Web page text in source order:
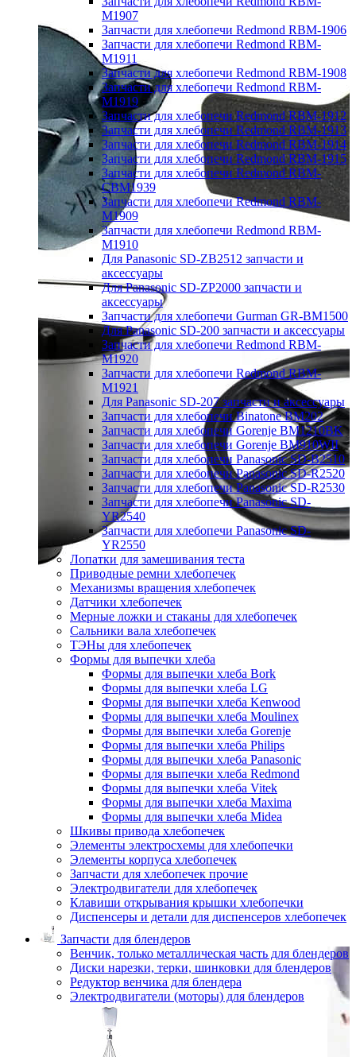
M1907
Запчасти для хлебопечи Redmond RBM-1906
Запчасти для хлебопечи Redmond RBM-
M1911
Запчасти для хлебопечи Redmond RBM-1908
Запчасти для хлебопечи Redmond RBM-
M1919
Запчасти для хлебопечи Redmond RBM-1912
Запчасти для хлебопечи Redmond RBM-1913
Запчасти для хлебопечи Redmond RBM-1914
Запчасти для хлебопечи Redmond RBM-1915
Запчасти для хлебопечи Redmond RBM-
CBM1939
Запчасти для хлебопечи Redmond RBM-
M1909
Запчасти для хлебопечи Redmond RBM-
M1910
Для Panasonic SD-ZB2512 запчасти и
аксессуары
Для Panasonic SD-ZP2000 запчасти и
аксессуары
Запчасти для хлебопечи Gurman GR-BM1500
Для Panasonic SD-200 запчасти и аксессуары
Запчасти для хлебопечи Redmond RBM-
M1920
Запчасти для хлебопечи Redmond RBM-
M1921
Для Panasonic SD-207 запчасти и аксессуары
Запчасти для хлебопечи Binatone BM202
Запчасти для хлебопечи Gorenje BM1210BK
Запчасти для хлебопечи Gorenje BM910WII
Запчасти для хлебопечи Panasonic SD-B2510
Запчасти для хлебопечи Panasonic SD-R2520
Запчасти для хлебопечи Panasonic SD-R2530
Запчасти для хлебопечи Panasonic SD-
YR2540
Запчасти для хлебопечи Panasonic SD-
YR2550
Лопатки для замешивания теста
Приводные ремни хлебопечек
Механизмы вращения хлебопечек
Датчики хлебопечек
Мерные ложки и стаканы для хлебопечек
Сальники вала хлебопечек
ТЭНы для хлебопечек
Формы для выпечки хлеба
Формы для выпечки хлеба Bork
Формы для выпечки хлеба LG
Формы для выпечки хлеба Kenwood
Формы для выпечки хлеба Moulinex
Формы для выпечки хлеба Gorenje
Формы для выпечки хлеба Philips
Формы для выпечки хлеба Panasonic
Формы для выпечки хлеба Redmond
Формы для выпечки хлеба Vitek
Формы для выпечки хлеба Maxima
Формы для выпечки хлеба Midea
Шкивы привода хлебопечек
Элементы электросхемы для хлебопечки
Элементы корпуса хлебопечек
Запчасти для хлебопечек прочие
Электродвигатели для хлебопечек
Клавиши открывания крышки хлебопечки
Диспенсеры и детали для диспенсеров хлебопечек
Запчасти для блендеров
Венчик, только металлическая часть для блендеров
Диски нарезки, терки, шинковки для блендеров
Редуктор венчика для блендера
Электродвигатели (моторы) для блендеров